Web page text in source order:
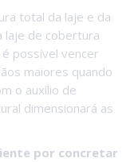
total da laje e da
laje de cobertura
possível vencer
maiores quando
o auxílio de
dimensionará as
por concretar